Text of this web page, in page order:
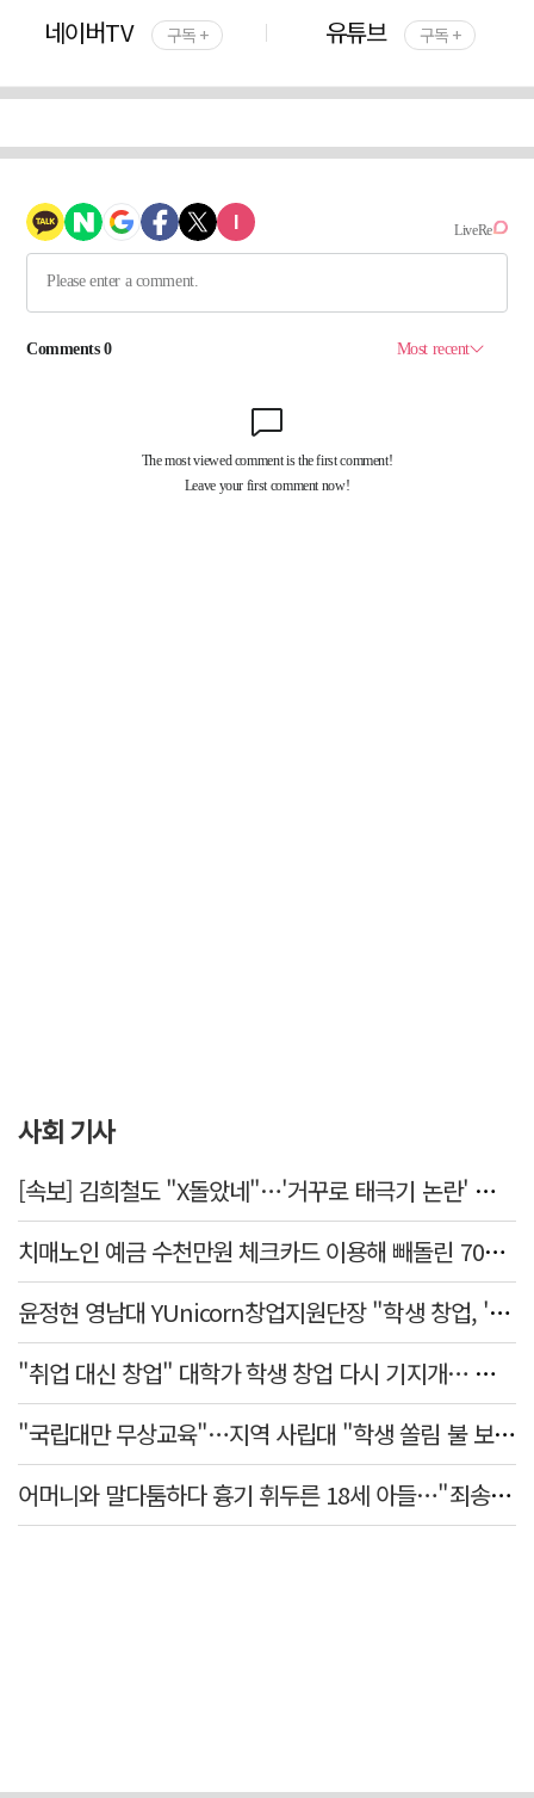
네이버TV 구독 + 유튜브 구독 +
사회 기사
[속보] 김희철도 "X돌았네"…'거꾸로 태극기 논란' 인천시 현수막, 이틀 만에 철거
치매노인 예금 수천만원 체크카드 이용해 빼돌린 70대 간병인, 집행유예
윤정현 영남대 YUnicorn창업지원단장 "학생 창업, '팀 빌딩'이 제일 중요"
"취업 대신 창업" 대학가 학생 창업 다시 기지개… 창업자·기업·매출 동반 성장
"국립대만 무상교육"…지역 사립대 "학생 쏠림 불 보듯"
어머니와 말다툼하다 흉기 휘두른 18세 아들…"죄송하지 않나" 묻자 침묵